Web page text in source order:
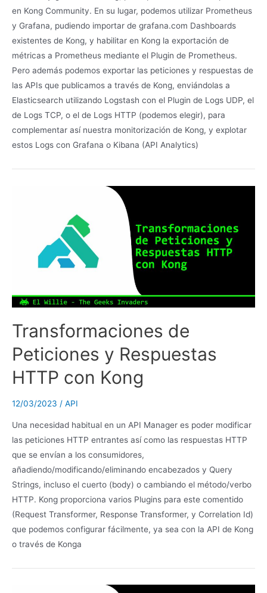
en Kong Community. En su lugar, podemos utilizar Prometheus
y Grafana, pudiendo importar de grafana.com Dashboards
existentes de Kong, y habilitar en Kong la exportación de
métricas a Prometheus mediante el Plugin de Prometheus.
Pero además podemos exportar las peticiones y respuestas de
las APIs que publicamos a través de Kong, enviándolas a
Elasticsearch utilizando Logstash con el Plugin de Logs UDP, el
de Logs TCP, o el de Logs HTTP (podemos elegir), para
complementar así nuestra monitorización de Kong, y explotar
estos Logs con Grafana o Kibana (API Analytics)
Transformaciones de
Peticiones y Respuestas
HTTP con Kong
12/03/2023 / API
Una necesidad habitual en un API Manager es poder modificar
las peticiones HTTP entrantes así como las respuestas HTTP
que se envían a los consumidores,
añadiendo/modificando/eliminando encabezados y Query
Strings, incluso el cuerto (body) o cambiando el método/verbo
HTTP. Kong proporciona varios Plugins para este comentido
(Request Transformer, Response Transformer, y Correlation Id)
que podemos configurar fácilmente, ya sea con la API de Kong
o través de Konga